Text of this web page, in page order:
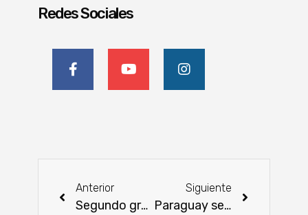
Redes Sociales
Anterior
Segundo grado de inversión impulsa la imagen económica de Paraguay
Siguiente
Paraguay se consolida como caso destacado de productividad agrícola en América Latina y el Caribe, según nuevo informe del BID